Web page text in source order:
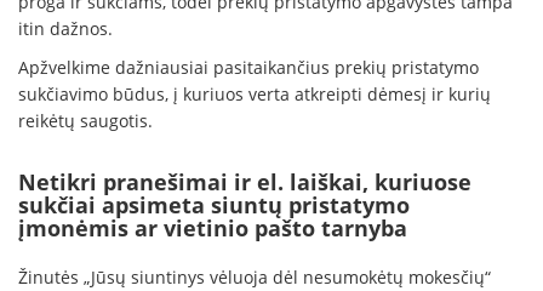
itin dažnos.
Apžvelkime dažniausiai pasitaikančius prekių pristatymo
sukčiavimo būdus, į kuriuos verta atkreipti dėmesį ir kurių
reikėtų saugotis.
Netikri pranešimai ir el. laiškai, kuriuose
sukčiai apsimeta siuntų pristatymo
įmonėmis ar vietinio pašto tarnyba
Žinutės „Jūsų siuntinys vėluoja dėl nesumokėtų mokesčių“